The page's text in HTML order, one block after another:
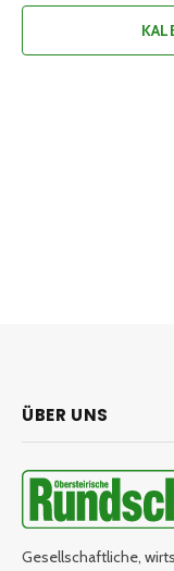
ÜBER UNS
Gesellschaftliche,